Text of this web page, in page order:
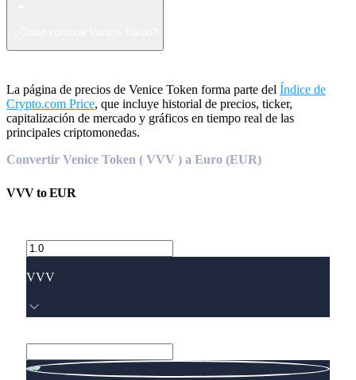
La página de precios de Venice Token forma parte del Índice de
Crypto.com Price, que incluye historial de precios, ticker,
capitalización de mercado y gráficos en tiempo real de las
principales criptomonedas.
Convertir Venice Token ( VVV ) a Euro (EUR)
VVVtoEUR
VVV